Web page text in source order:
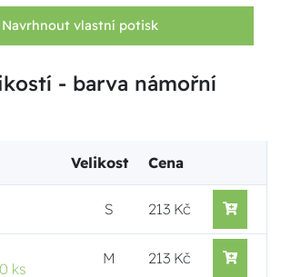
vlastní potisk
- barva námořní
Velikost
Cena
S 213 Kč
ks
M 213 Kč